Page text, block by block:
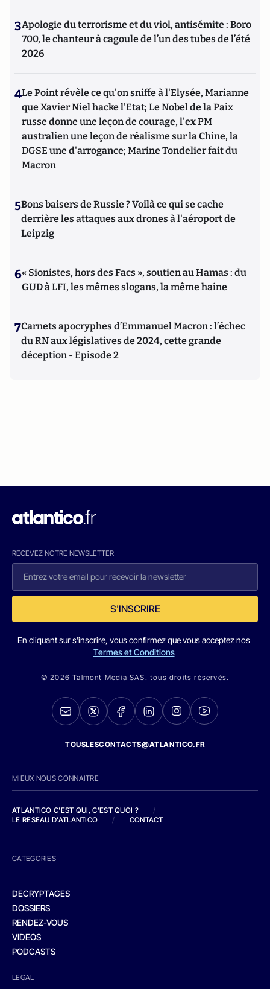
3Apologie du terrorisme et du viol, antisémite : Boro
700, le chanteur à cagoule de l’un des tubes de l’été
2026
4Le Point révèle ce qu'on sniffe à l'Elysée, Marianne
que Xavier Niel hacke l'Etat; Le Nobel de la Paix
russe donne une leçon de courage, l'ex PM
australien une leçon de réalisme sur la Chine, la
DGSE une d'arrogance; Marine Tondelier fait du
Macron
5Bons baisers de Russie ? Voilà ce qui se cache
derrière les attaques aux drones à l'aéroport de
Leipzig
6« Sionistes, hors des Facs », soutien au Hamas : du
GUD à LFI, les mêmes slogans, la même haine
7Carnets apocryphes d’Emmanuel Macron : l’échec
du RN aux législatives de 2024, cette grande
déception - Episode 2
RECEVEZ NOTRE NEWSLETTER
S'INSCRIRE
En cliquant sur s'inscrire, vous confirmez que vous acceptez nos
Termes et Conditions
© 2026 Talmont Media SAS. tous droits réservés.
TOUSLESCONTACTS@ATLANTICO.FR
MIEUX NOUS CONNAITRE
ATLANTICO C'EST QUI, C'EST QUOI ?
/
LE RESEAU D'ATLANTICO
/ CONTACT
CATEGORIES
DECRYPTAGES
DOSSIERS
RENDEZ-VOUS
VIDEOS
PODCASTS
LEGAL